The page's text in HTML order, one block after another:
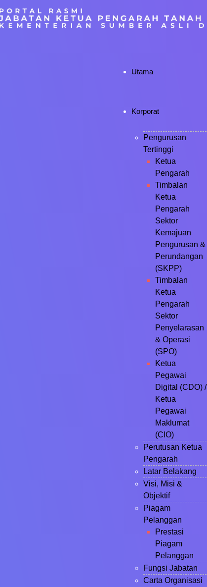
Utama
Korporat
Pengurusan
Tertinggi
Ketua
Pengarah
Timbalan
Ketua
Pengarah
Sektor
Kemajuan
Pengurusan &
Perundangan
(SKPP)
Timbalan
Ketua
Pengarah
Sektor
Penyelarasan
& Operasi
(SPO)
Ketua
Pegawai
Digital (CDO) /
Ketua
Pegawai
Maklumat
(CIO)
Perutusan Ketua
Pengarah
Latar Belakang
Visi, Misi &
Objektif
Piagam
Pelanggan
Prestasi
Piagam
Pelanggan
Fungsi Jabatan
Carta Organisasi